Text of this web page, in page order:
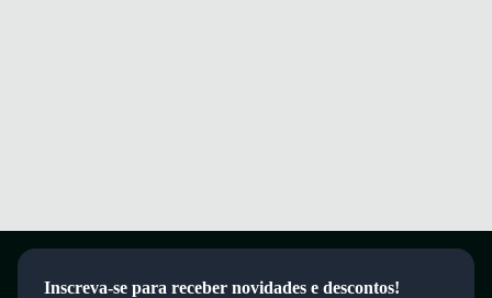
Inscreva-se para receber novidades e descontos!